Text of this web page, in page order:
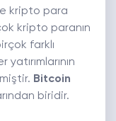
kripto para
kripto paranın
farklı
Bitcoin
biridir.